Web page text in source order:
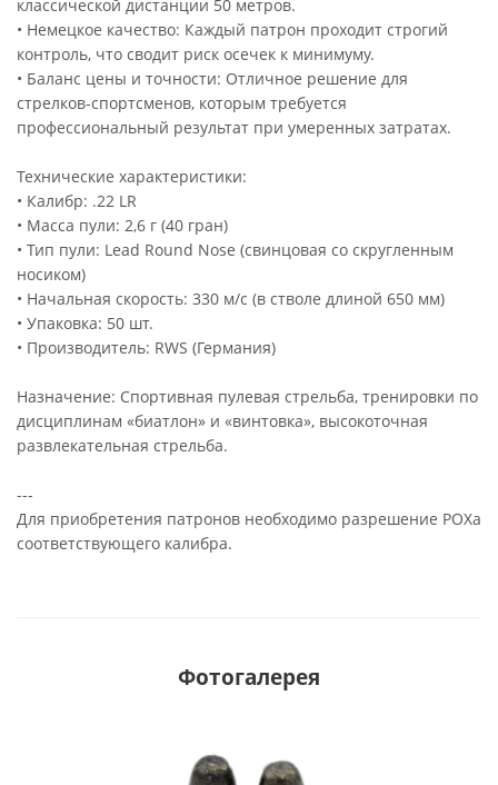
классической дистанции 50 метров.
• Немецкое качество: Каждый патрон проходит строгий
контроль, что сводит риск осечек к минимуму.
• Баланс цены и точности: Отличное решение для
стрелков-спортсменов, которым требуется
профессиональный результат при умеренных затратах.
Технические характеристики:
• Калибр: .22 LR
• Масса пули: 2,6 г (40 гран)
• Тип пули: Lead Round Nose (свинцовая со скругленным
носиком)
• Начальная скорость: 330 м/с (в стволе длиной 650 мм)
• Упаковка: 50 шт.
• Производитель: RWS (Германия)
Назначение: Спортивная пулевая стрельба, тренировки по
дисциплинам «биатлон» и «винтовка», высокоточная
развлекательная стрельба.
---
Для приобретения патронов необходимо разрешение РОХа
соответствующего калибра.
Фотогалерея